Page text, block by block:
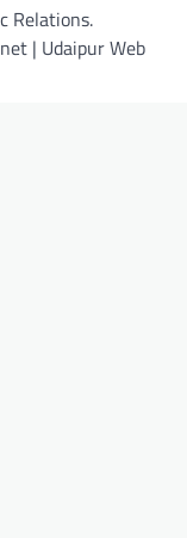
Relations.
| Udaipur Web